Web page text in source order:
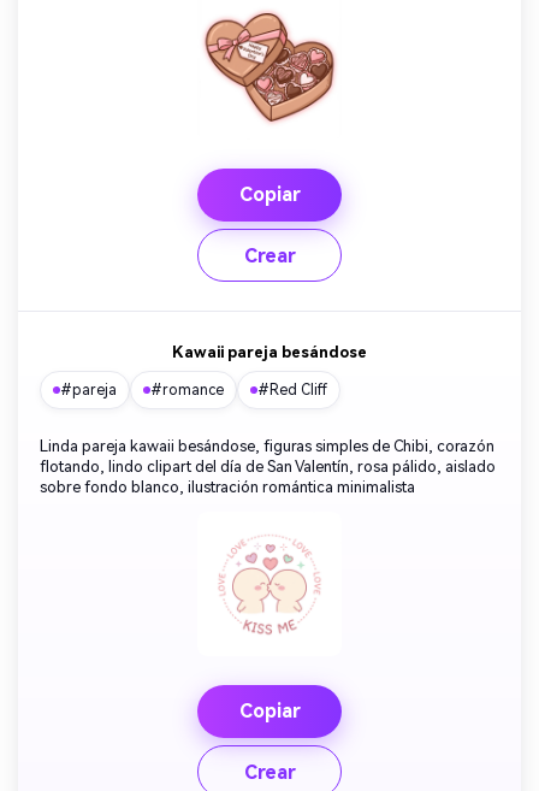
Copiar
Crear
Kawaii pareja besándose
#pareja #romance #Red Cliff
Linda pareja kawaii besándose, figuras simples de Chibi, corazón
flotando, lindo clipart del día de San Valentín, rosa pálido, aislado
sobre fondo blanco, ilustración romántica minimalista
Copiar
Crear